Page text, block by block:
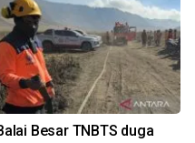
Besar TNBTS duga